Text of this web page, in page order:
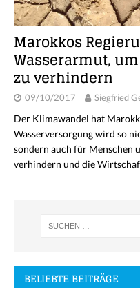
Marokkos
Wasserarmut,
zu verhindern
09/10/2017 Siegfried
Der Klimawandel hat
Wasserversorgung wird so
sondern auch für Menschen
verhindern und die
BELIEBTE BEITRÄGE